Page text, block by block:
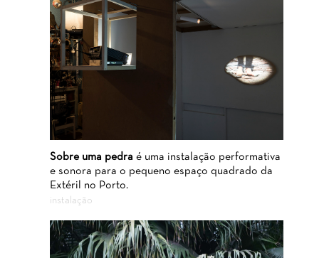
Sobre uma pedra é uma instalação performativa
e sonora para o pequeno espaço quadrado da
Extéril no Porto.
instalação